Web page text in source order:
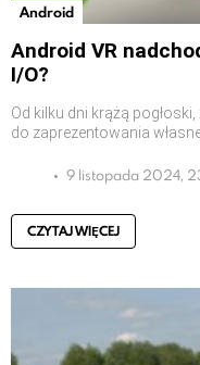
Android
Android VR
I/O?
Od kilku dni krążą
do zaprezentowania
9 listopada 2024,
CZYTAJ WIĘCEJ